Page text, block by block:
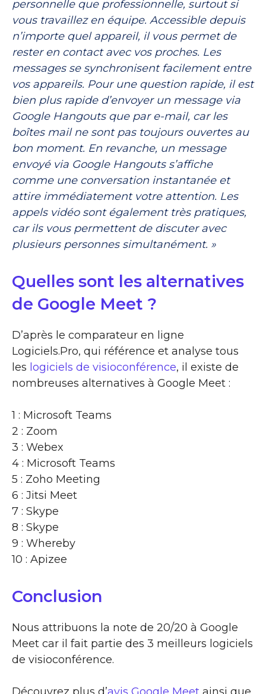
personnelle que professionnelle, surtout si
vous travaillez en équipe. Accessible depuis
n’importe quel appareil, il vous permet de
rester en contact avec vos proches. Les
messages se synchronisent facilement entre
vos appareils. Pour une question rapide, il est
bien plus rapide d’envoyer un message via
Google Hangouts que par e-mail, car les
boîtes mail ne sont pas toujours ouvertes au
bon moment. En revanche, un message
envoyé via Google Hangouts s’affiche
comme une conversation instantanée et
attire immédiatement votre attention. Les
appels vidéo sont également très pratiques,
car ils vous permettent de discuter avec
plusieurs personnes simultanément. »
Quelles sont les alternatives
de Google Meet ?
D’après le comparateur en ligne
Logiciels.Pro, qui référence et analyse tous
les logiciels de visioconférence, il existe de
nombreuses alternatives à Google Meet :
1 : Microsoft Teams
2 : Zoom
3 : Webex
4 : Microsoft Teams
5 : Zoho Meeting
6 : Jitsi Meet
7 : Skype
8 : Skype
9 : Whereby
10 : Apizee
Conclusion
Nous attribuons la note de 20/20 à Google
Meet car il fait partie des 3 meilleurs logiciels
de visioconférence.